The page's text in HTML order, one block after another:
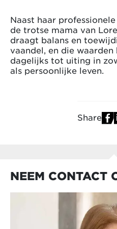
Naast haar
de trotse mama van
draagt balans en
vaandel, en die
dagelijks tot uiting in
als persoonlijke leven.
Share
NEEM CONTACT